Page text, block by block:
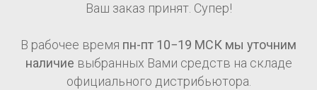
Ваш заказ принят. Супер!
В рабочее время пн-пт 10−19 МСК мы уточним
наличие выбранных Вами средств на складе
официального дистрибьютора.